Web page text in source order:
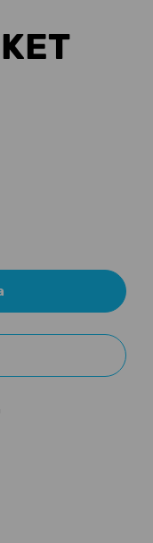
g
i
SEAT
BUCKET